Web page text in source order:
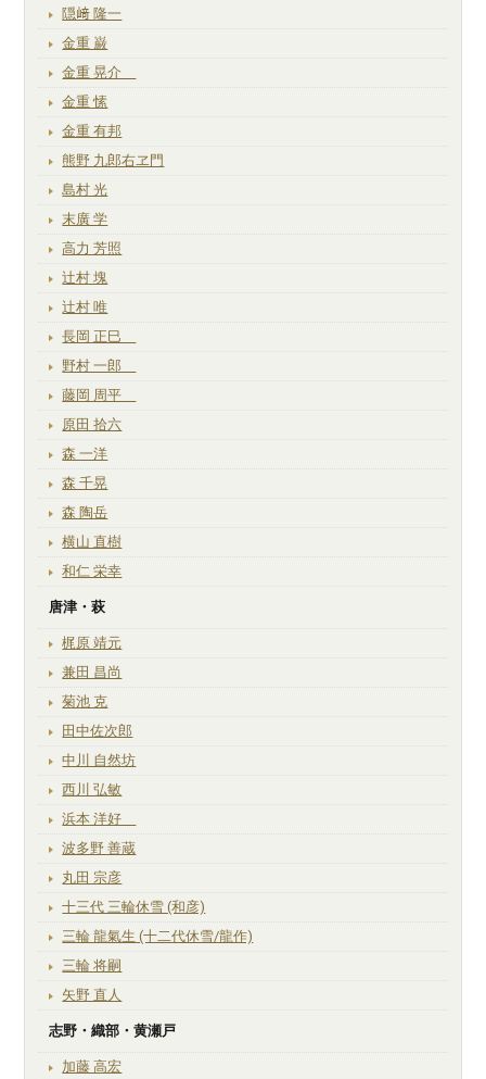
隠﨑 隆一
金重 巌
金重 晃介
金重 愫
金重 有邦
熊野 九郎右ヱ門
島村 光
末廣 学
高力 芳照
辻村 塊
辻村 唯
長岡 正巳
野村 一郎
藤岡 周平
原田 拾六
森 一洋
森 千晃
森 陶岳
横山 直樹
和仁 栄幸
唐津・萩
梶原 靖元
兼田 昌尚
菊池 克
田中佐次郎
中川 自然坊
西川 弘敏
浜本 洋好
波多野 善蔵
丸田 宗彦
十三代 三輪休雪 (和彦)
三輪 龍氣生 (十二代休雪/龍作)
三輪 将嗣
矢野 直人
志野・織部・黄瀬戸
加藤 高宏